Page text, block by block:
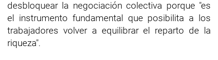
desbloquear la negociación colectiva porque "es
el instrumento fundamental que posibilita a los
trabajadores volver a equilibrar el reparto de la
riqueza".